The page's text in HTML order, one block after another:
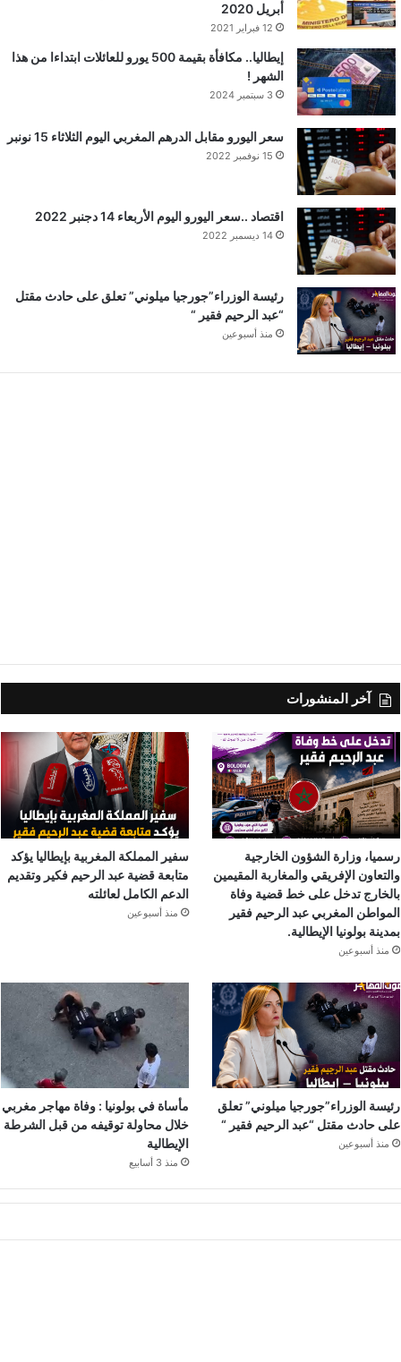
أبريل 2020
12 فبراير 2021
إيطاليا.. مكافأة بقيمة 500 يورو للعائلات ابتداءا من هذا
الشهر !
3 سبتمبر 2024
سعر اليورو مقابل الدرهم المغربي اليوم الثلاثاء 15 نونبر
15 نوفمبر 2022
اقتصاد ..سعر اليورو اليوم الأربعاء 14 دجنبر 2022
14 ديسمبر 2022
رئيسة الوزراء”جورجيا ميلوني” تعلق على حادث مقتل
“عبد الرحيم فقير “
منذ أسبوعين
آخر المنشورات
رسميا، وزارة الشؤون الخارجية
والتعاون الإفريقي والمغاربة المقيمين
بالخارج تدخل على خط قضية وفاة
المواطن المغربي عبد الرحيم فقير
بمدينة بولونيا الإيطالية.
منذ أسبوعين
سفير المملكة المغربية بإيطاليا يؤكد
متابعة قضية عبد الرحيم فكير وتقديم
الدعم الكامل لعائلته
منذ أسبوعين
رئيسة الوزراء”جورجيا ميلوني” تعلق
على حادث مقتل “عبد الرحيم فقير “
منذ أسبوعين
مأساة في بولونيا : وفاة مهاجر مغربي
خلال محاولة توقيفه من قبل الشرطة
الإيطالية
منذ 3 أسابيع